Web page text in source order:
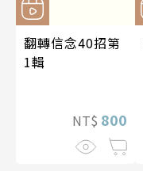
翻轉信念40招第
1輯
NT$ 800